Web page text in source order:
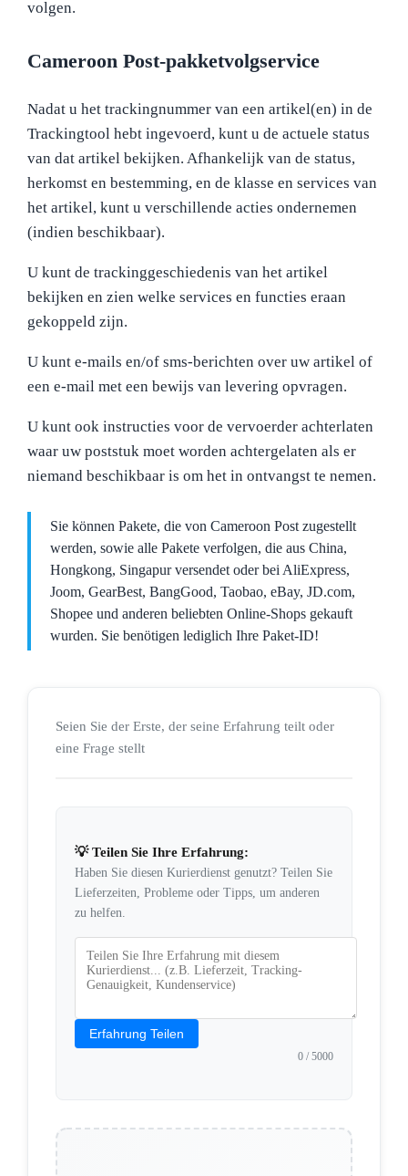
volgen.
Cameroon Post-pakketvolgservice
Nadat u het trackingnummer van een artikel(en) in de
Trackingtool hebt ingevoerd, kunt u de actuele status
van dat artikel bekijken. Afhankelijk van de status,
herkomst en bestemming, en de klasse en services van
het artikel, kunt u verschillende acties ondernemen
(indien beschikbaar).
U kunt de trackinggeschiedenis van het artikel
bekijken en zien welke services en functies eraan
gekoppeld zijn.
U kunt e-mails en/of sms-berichten over uw artikel of
een e-mail met een bewijs van levering opvragen.
U kunt ook instructies voor de vervoerder achterlaten
waar uw poststuk moet worden achtergelaten als er
niemand beschikbaar is om het in ontvangst te nemen.
Sie können Pakete, die von Cameroon Post zugestellt
werden, sowie alle Pakete verfolgen, die aus China,
Hongkong, Singapur versendet oder bei AliExpress,
Joom, GearBest, BangGood, Taobao, eBay, JD.com,
Shopee und anderen beliebten Online-Shops gekauft
wurden. Sie benötigen lediglich Ihre Paket-ID!
Seien Sie der Erste, der seine Erfahrung teilt oder
eine Frage stellt
💡 Teilen Sie Ihre Erfahrung:
Haben Sie diesen Kurierdienst genutzt? Teilen Sie
Lieferzeiten, Probleme oder Tipps, um anderen
zu helfen.
Erfahrung Teilen
0 / 5000